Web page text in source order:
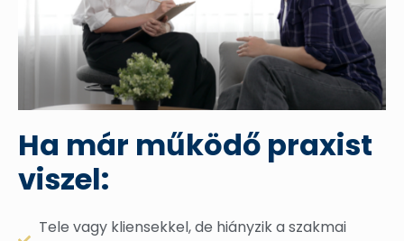
Ha már működő praxist
viszel:
Tele vagy kliensekkel, de hiányzik a szakmai